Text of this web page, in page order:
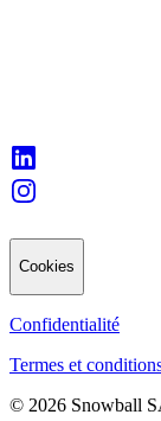
Cookies
Confidentialité
Termes et
© 2026 Snowball